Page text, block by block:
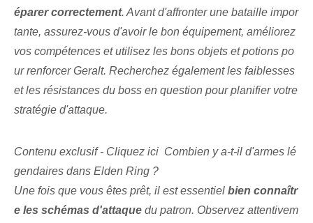
éparer correctement. Avant d'affronter une bataille impor
tante, assurez-vous d'avoir le bon équipement, améliorez
vos compétences et utilisez les bons objets et potions po
ur renforcer Geralt. Recherchez également les faiblesses
et les résistances du boss en question pour planifier votre
stratégie d'attaque.
Contenu exclusif - Cliquez ici Combien y a-t-il d'armes lé
gendaires dans Elden Ring ?
Une fois que vous êtes prêt, il est essentiel bien connaîtr
e les schémas d'attaque du patron. Observez attentivem